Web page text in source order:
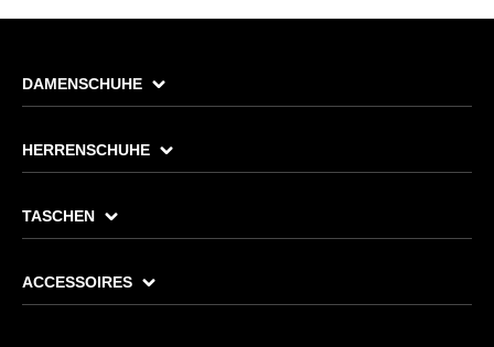
DAMENSCHUHE
HERRENSCHUHE
TASCHEN
ACCESSOIRES